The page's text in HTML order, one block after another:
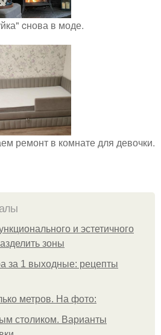
cнова в моде.
ремонт в комнате для девочки.
и эстетичного
зоны
за 1 выходные: рецепты
метров. На фото:
столиком. Варианты